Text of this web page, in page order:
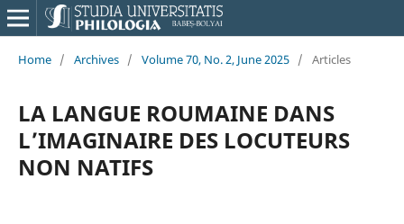
Home / Archives / Volume 70, No. 2, June 2025 / Articles
LA LANGUE ROUMAINE DANS
L’IMAGINAIRE DES LOCUTEURS
NON NATIFS